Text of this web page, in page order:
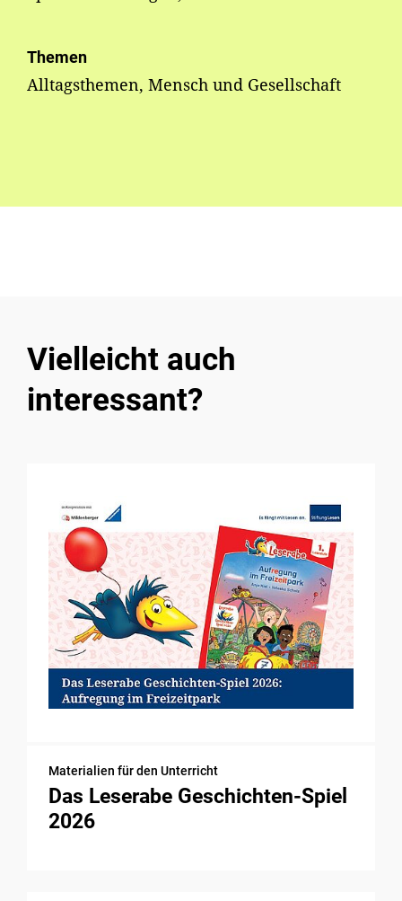
Themen
Alltagsthemen, Mensch und Gesellschaft
Vielleicht auch
interessant?
Materialien für den Unterricht
Das Leserabe Geschichten-Spiel
2026